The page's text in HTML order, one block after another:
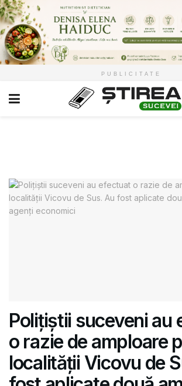
PUBLICITATE
Polițiștii suceveni au
o razie de amploare
localității Vicovu de